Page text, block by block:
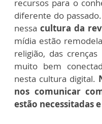
recursos para o
diferente do
nessa cultura da
mídia estão
religião, das
muito bem
nesta cultura digital.
nos comunicar
estão necessitadas